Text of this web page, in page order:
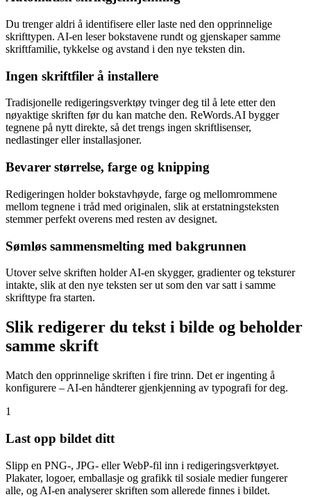
Du trenger aldri å identifisere eller laste ned den opprinnelige
skrifttypen. AI-en leser bokstavene rundt og gjenskaper samme
skriftfamilie, tykkelse og avstand i den nye teksten din.
Ingen skriftfiler å installere
Tradisjonelle redigeringsverktøy tvinger deg til å lete etter den
nøyaktige skriften før du kan matche den. ReWords.AI bygger
tegnene på nytt direkte, så det trengs ingen skriftlisenser,
nedlastinger eller installasjoner.
Bevarer størrelse, farge og knipping
Redigeringen holder bokstavhøyde, farge og mellomrommene
mellom tegnene i tråd med originalen, slik at erstatningsteksten
stemmer perfekt overens med resten av designet.
Sømløs sammensmelting med bakgrunnen
Utover selve skriften holder AI-en skygger, gradienter og teksturer
intakte, slik at den nye teksten ser ut som den var satt i samme
skrifttype fra starten.
Slik redigerer du tekst i bilde og beholder
samme skrift
Match den opprinnelige skriften i fire trinn. Det er ingenting å
konfigurere – AI-en håndterer gjenkjenning av typografi for deg.
1
Last opp bildet ditt
Slipp en PNG-, JPG- eller WebP-fil inn i redigeringsverktøyet.
Plakater, logoer, emballasje og grafikk til sosiale medier fungerer
alle, og AI-en analyserer skriften som allerede finnes i bildet.